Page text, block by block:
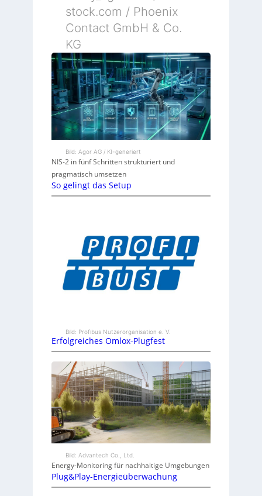
stock.com / Phoenix
Contact GmbH & Co.
KG
Bild: Agor AG / KI-generiert
NIS-2 in fünf Schritten strukturiert und
pragmatisch umsetzen
So gelingt das Setup
Bild: Profibus Nutzerorganisation e. V.
Erfolgreiches Omlox-Plugfest
Bild: Advantech Co., Ltd.
Energy-Monitoring für nachhaltige Umgebungen
Plug&Play-Energieüberwachung